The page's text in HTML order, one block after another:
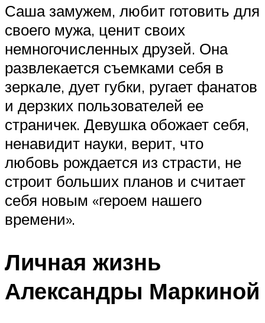
Саша замужем, любит готовить для
своего мужа, ценит своих
немногочисленных друзей. Она
развлекается съемками себя в
зеркале, дует губки, ругает фанатов
и дерзких пользователей ее
страничек. Девушка обожает себя,
ненавидит науки, верит, что
любовь рождается из страсти, не
строит больших планов и считает
себя новым «героем нашего
времени».
Личная жизнь
Александры Маркиной